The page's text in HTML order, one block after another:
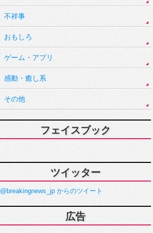
不祥事
おもしろ
ゲーム・アプリ
感動・癒し系
その他
フェイスブック
ツイッター
@breakingnews_jp からのツイート
広告